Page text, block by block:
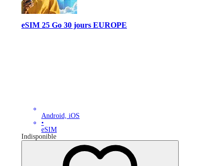
eSIM 25 Go 30 jours EUROPE
Android, iOS
•
eSIM
Indisponible